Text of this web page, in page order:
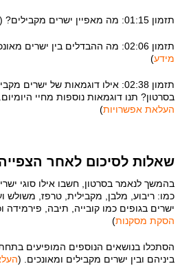
תזמון 01:15: מה מאפיין ישרים מקבילים? (
תזמון 02:06: מה ההבדלים בין ישרים מאונכים לישרים חותכים? (
מידע)
תזמון 02:38: אילו דוגמאות של
בסרטון? תנו דוגמאות נוספות מחיי
העלאת אפשרויות)
שאלות לסיכום לאחר
בהמשך לנאמר בסרטון, חשבו אילו סוגי
כמו: ריבוע, מלבן, מקבילית, טרפז, משולש
ישרים בגופים כמו קובייה, תיבה, פירמידה
הסקת מסקנות)
הסתכלו בנושאים הנוספים המופיעים
ביניהם ובין ישרים מקבילים ומאונכים. (